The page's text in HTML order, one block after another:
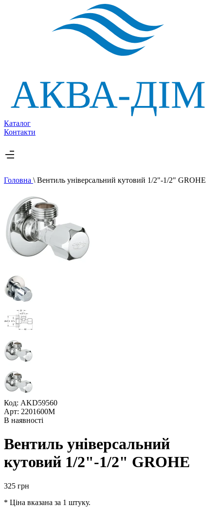
Каталог
Контакти
Головна \ Вентиль універсальний кутовий 1/2"-1/2" GROHE
Код: AKD59560
Арт: 2201600М
В наявності
Вентиль універсальний
кутовий 1/2"-1/2" GROHE
325 грн
* Ціна вказана за 1 штуку.